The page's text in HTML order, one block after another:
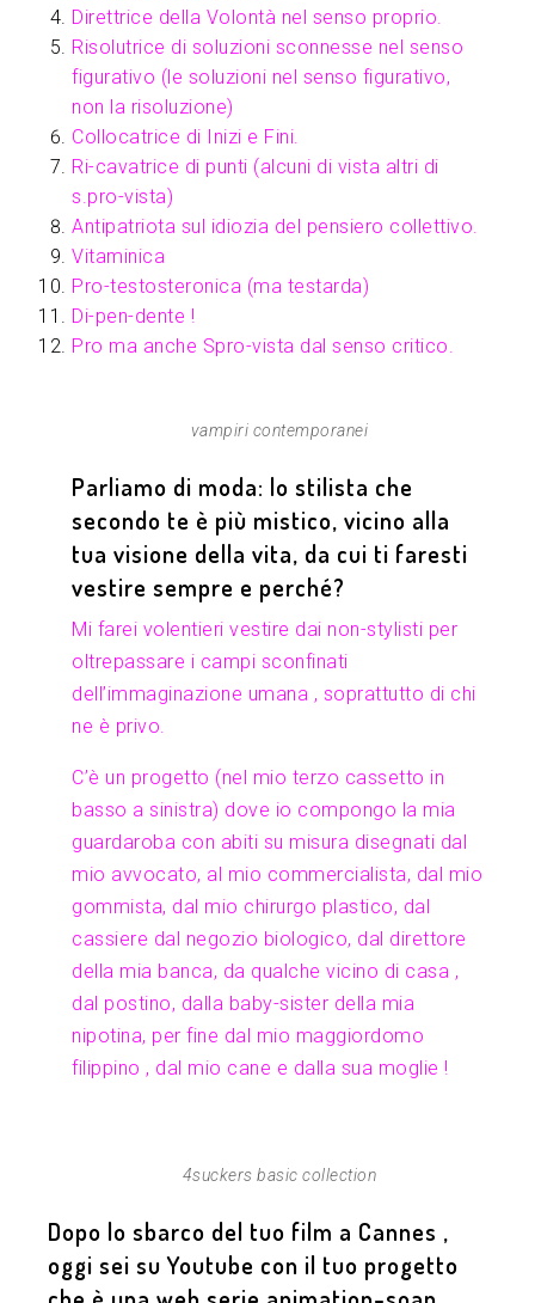
Direttrice della Volontà nel senso proprio.
Risolutrice di soluzioni sconnesse nel senso
figurativo (le soluzioni nel senso figurativo,
non la risoluzione)
Collocatrice di Inizi e Fini.
Ri-cavatrice di punti (alcuni di vista altri di
s.pro-vista)
Antipatriota sul idiozia del pensiero collettivo.
Vitaminica
Pro-testosteronica (ma testarda)
Di-pen-dente !
Pro ma anche Spro-vista dal senso critico.
vampiri contemporanei
Parliamo di moda: lo stilista che
secondo te è più mistico, vicino alla
tua visione della vita, da cui ti faresti
vestire sempre e perché?
Mi farei volentieri vestire dai non-stylisti per
oltrepassare i campi sconfinati
dell’immaginazione umana , soprattutto di chi
ne è privo.
C’è un progetto (nel mio terzo cassetto in
basso a sinistra) dove io compongo la mia
guardaroba con abiti su misura disegnati dal
mio avvocato, al mio commercialista, dal mio
gommista, dal mio chirurgo plastico, dal
cassiere dal negozio biologico, dal direttore
della mia banca, da qualche vicino di casa ,
dal postino, dalla baby-sister della mia
nipotina, per fine dal mio maggiordomo
filippino , dal mio cane e dalla sua moglie !
4suckers basic collection
Dopo lo sbarco del tuo film a Cannes ,
oggi sei su Youtube con il tuo progetto